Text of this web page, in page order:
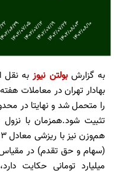
به گزارشبولتن نیوزبه نقل
میلیارد تومانی حکایت